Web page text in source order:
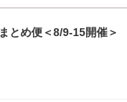
とめ便＜8/9-15開催＞